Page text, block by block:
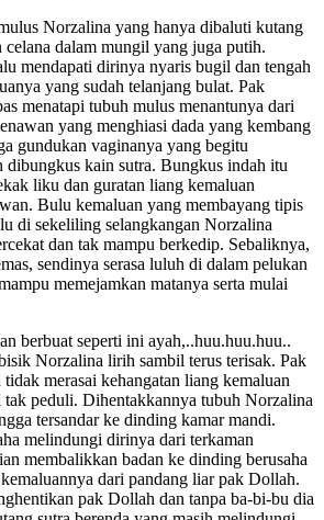
Norzalina yang hanya dibaluti kutang
celana dalam mungil yang juga putih.
mendapati dirinya nyaris bugil dan tengah
yang sudah telanjang bulat. Pak
menatapi tubuh mulus menantunya dari
yang menghiasi dada yang kembang
gundukan vaginanya yang begitu
dibungkus kain sutra. Bungkus indah itu
liku dan guratan liang kemaluan
Bulu kemaluan yang membayang tipis
di sekeliling selangkangan Norzalina
dan tak mampu berkedip. Sebaliknya,
sendinya serasa luluh di dalam pelukan
memejamkan matanya serta mulai
berbuat seperti ini ayah,..huu.huu.huu..
Norzalina lirih sambil terus terisak. Pak
merasai kehangatan liang kemaluan
tak peduli. Dihentakkannya tubuh Norzalina
tersandar ke dinding kamar mandi.
melindungi dirinya dari terkaman
membalikkan badan ke dinding berusaha
dari pandang liar pak Dollah.
pak Dollah dan tanpa ba-bi-bu dia